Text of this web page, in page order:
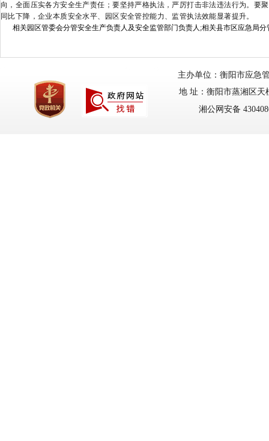
向，全面压实各方安全生产责任；要坚持严格执法，严厉打击非法违法行为。要
同比下降，企业本质安全水平、园区安全管控能力、监管执法效能显著提升。
相关园区管委会分管安全生产负责人及安全监管部门负责人;相关县市区应急局
主办单位：衡阳市应急
地 址：衡阳市蒸湘区天
湘公网安备